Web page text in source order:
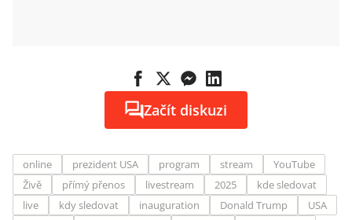
Začít diskuzi
online prezident USA program stream
YouTube
Živě
přímý přenos livestream 2025
kde sledovat
live
kdy sledovat inauguration Donald Trump
USA